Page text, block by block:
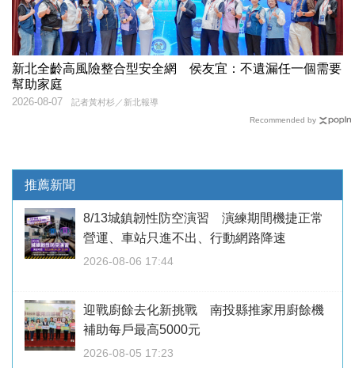
新北全齡高風險整合型安全網 侯友宜：不遺漏任一個需要
幫助家庭
記者黃村杉／新北報導
2026-08-07
Recommended by
推薦新聞
8/13城鎮韌性防空演習 演練期間機捷正常
營運、車站只進不出、行動網路降速
2026-08-06 17:44
迎戰廚餘去化新挑戰 南投縣推家用廚餘機
補助每戶最高5000元
2026-08-05 17:23